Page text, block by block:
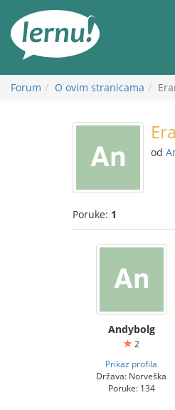
Forum O ovim stranicama
od
Poruke: 1
Andybolg
2
Prikaz profila
Država: Norveška
Poruke: 134